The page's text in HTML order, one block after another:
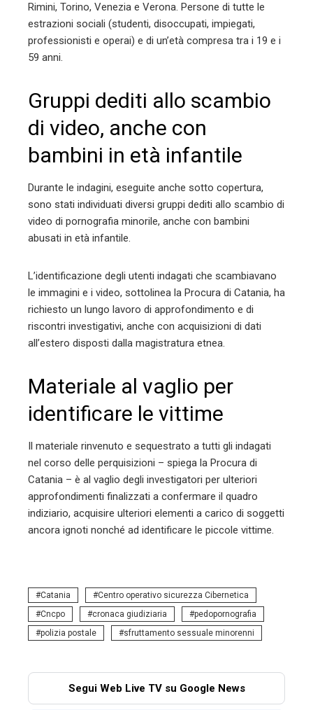
Rimini, Torino, Venezia e Verona. Persone di tutte le
estrazioni sociali (studenti, disoccupati, impiegati,
professionisti e operai) e di un’età compresa tra i 19 e i
59 anni.
Gruppi dediti allo scambio
di video, anche con
bambini in età infantile
Durante le indagini, eseguite anche sotto copertura,
sono stati individuati diversi gruppi dediti allo scambio di
video di pornografia minorile, anche con bambini
abusati in età infantile.
L’identificazione degli utenti indagati che scambiavano
le immagini e i video, sottolinea la Procura di Catania, ha
richiesto un lungo lavoro di approfondimento e di
riscontri investigativi, anche con acquisizioni di dati
all’estero disposti dalla magistratura etnea.
Materiale al vaglio per
identificare le vittime
Il materiale rinvenuto e sequestrato a tutti gli indagati
nel corso delle perquisizioni – spiega la Procura di
Catania – è al vaglio degli investigatori per ulteriori
approfondimenti finalizzati a confermare il quadro
indiziario, acquisire ulteriori elementi a carico di soggetti
ancora ignoti nonché ad identificare le piccole vittime.
Catania
Centro operativo sicurezza Cibernetica
Cncpo
cronaca giudiziaria
pedopornografia
polizia postale
sfruttamento sessuale minorenni
Segui Web Live TV su Google News